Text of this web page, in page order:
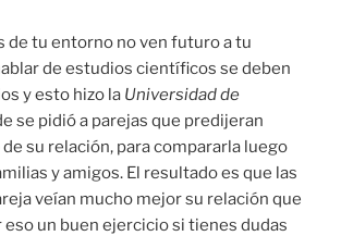
de tu entorno no ven futuro a tu
de estudios científicos se deben
y esto hizo la Universidad de
se pidió a parejas que predijeran
su relación, para compararla luego
y amigos. El resultado es que las
veían mucho mejor su relación que
un buen ejercicio si tienes dudas